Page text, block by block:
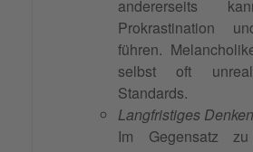
andererseits
Prokrastination
führen.
selbst oft
Standards.
Langfristiges
Im Gegensatz zu